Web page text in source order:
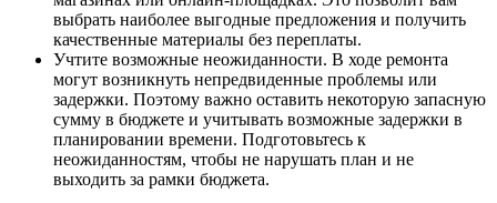
выбрать наиболее выгодные предложения и получить
качественные материалы без переплаты.
Учтите возможные неожиданности. В ходе ремонта
могут возникнуть непредвиденные проблемы или
задержки. Поэтому важно оставить некоторую запасную
сумму в бюджете и учитывать возможные задержки в
планировании времени. Подготовьтесь к
неожиданностям, чтобы не нарушать план и не
выходить за рамки бюджета.